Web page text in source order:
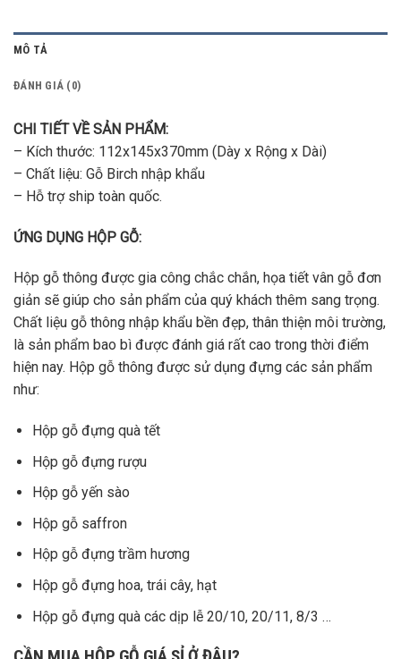
MÔ TẢ
ĐÁNH GIÁ (0)
CHI TIẾT VỀ SẢN PHẨM:
– Kích thước: 112x145x370mm (Dày x Rộng x Dài)
– Chất liệu: Gỗ Birch nhập khẩu
– Hỗ trợ ship toàn quốc.
ỨNG DỤNG HỘP GỖ:
Hộp gỗ thông được gia công chắc chắn, họa tiết vân gỗ đơn
giản sẽ giúp cho sản phẩm của quý khách thêm sang trọng.
Chất liệu gỗ thông nhập khẩu bền đẹp, thân thiện môi trường,
là sản phẩm bao bì được đánh giá rất cao trong thời điểm
hiện nay. Hộp gỗ thông được sử dụng đựng các sản phẩm
như:
Hộp gỗ đựng quà tết
Hộp gỗ đựng rượu
Hộp gỗ yến sào
Hộp gỗ saffron
Hộp gỗ đựng trầm hương
Hộp gỗ đựng hoa, trái cây, hạt
Hộp gỗ đựng quà các dịp lễ 20/10, 20/11, 8/3 …